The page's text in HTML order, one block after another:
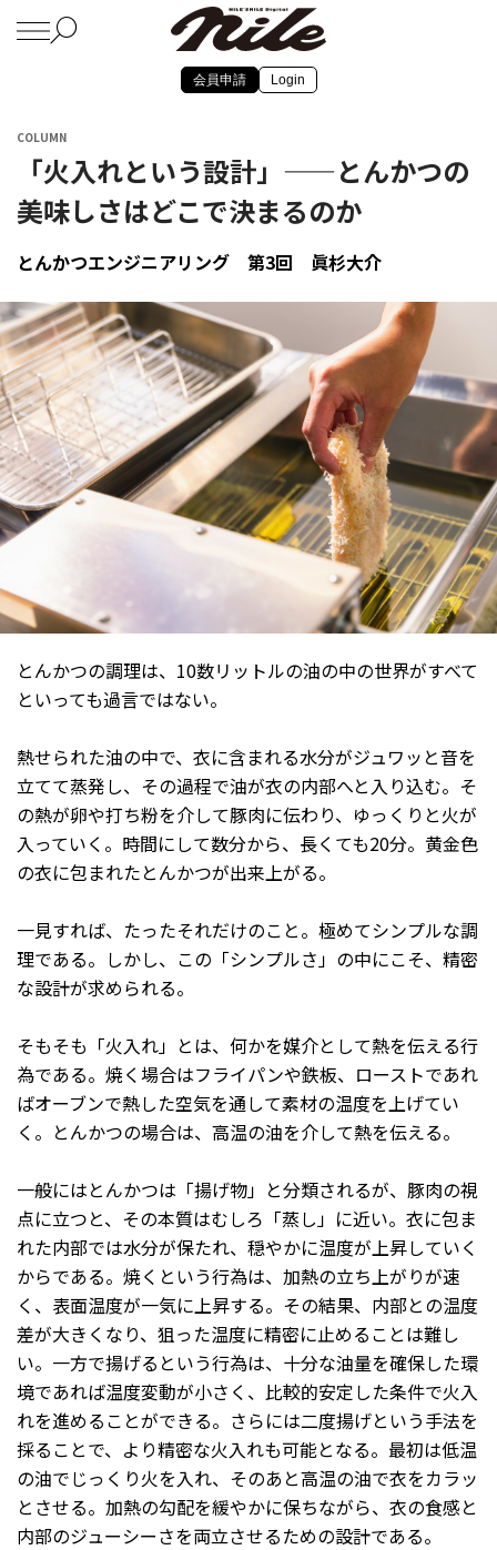
会員申請 Login
COLUMN
「火入れという設計」——とんかつの
美味しさはどこで決まるのか
とんかつエンジニアリング 第3回 眞杉大介
とんかつの調理は、10数リットルの油の中の世界がすべて
といっても過言ではない。
熱せられた油の中で、衣に含まれる水分がジュワッと音を
立てて蒸発し、その過程で油が衣の内部へと入り込む。そ
の熱が卵や打ち粉を介して豚肉に伝わり、ゆっくりと火が
入っていく。時間にして数分から、長くても20分。黄金色
の衣に包まれたとんかつが出来上がる。
一見すれば、たったそれだけのこと。極めてシンプルな調
理である。しかし、この「シンプルさ」の中にこそ、精密
な設計が求められる。
そもそも「火入れ」とは、何かを媒介として熱を伝える行
為である。焼く場合はフライパンや鉄板、ローストであれ
ばオーブンで熱した空気を通して素材の温度を上げてい
く。とんかつの場合は、高温の油を介して熱を伝える。
一般にはとんかつは「揚げ物」と分類されるが、豚肉の視
点に立つと、その本質はむしろ「蒸し」に近い。衣に包ま
れた内部では水分が保たれ、穏やかに温度が上昇していく
からである。焼くという行為は、加熱の立ち上がりが速
く、表面温度が一気に上昇する。その結果、内部との温度
差が大きくなり、狙った温度に精密に止めることは難し
い。一方で揚げるという行為は、十分な油量を確保した環
境であれば温度変動が小さく、比較的安定した条件で火入
れを進めることができる。さらには二度揚げという手法を
採ることで、より精密な火入れも可能となる。最初は低温
の油でじっくり火を入れ、そのあと高温の油で衣をカラッ
とさせる。加熱の勾配を緩やかに保ちながら、衣の食感と
内部のジューシーさを両立させるための設計である。